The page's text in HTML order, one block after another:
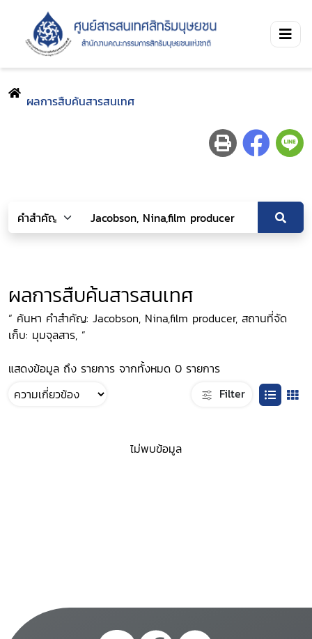
ผลการสืบค้นสารสนเทศ
ผลการสืบค้นสารสนเทศ
“ ค้นหา คำสำคัญ: Jacobson, Nina,film producer, สถานที่จัด
เก็บ: มุมจุลสาร, ”
แสดงข้อมูล ถึง รายการ จากทั้งหมด 0 รายการ
Filter
ไม่พบข้อมูล